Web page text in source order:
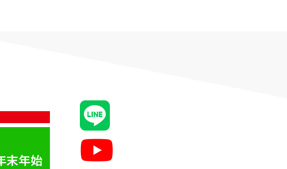
末年始